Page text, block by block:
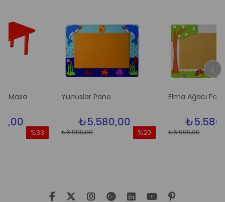
Yunuslar Pano
₺5.580,00
₺6.990,00
Elma Ağacı Pano
₺5.580,00
₺6.990,00